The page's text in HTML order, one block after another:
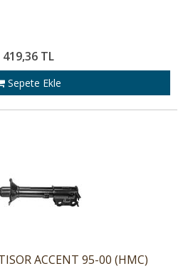
419,36 TL
Sepete Ekle
ACCENT 95-00 (HMC)